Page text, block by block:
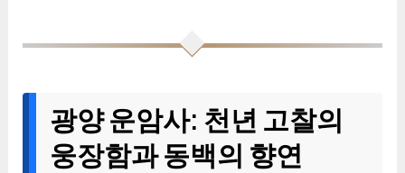
광양 운암사: 천년 고찰의
웅장함과 동백의 향연